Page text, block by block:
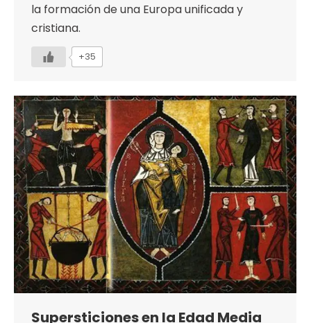
la formación de una Europa unificada y
cristiana.
+35
Supersticiones en la Edad Media